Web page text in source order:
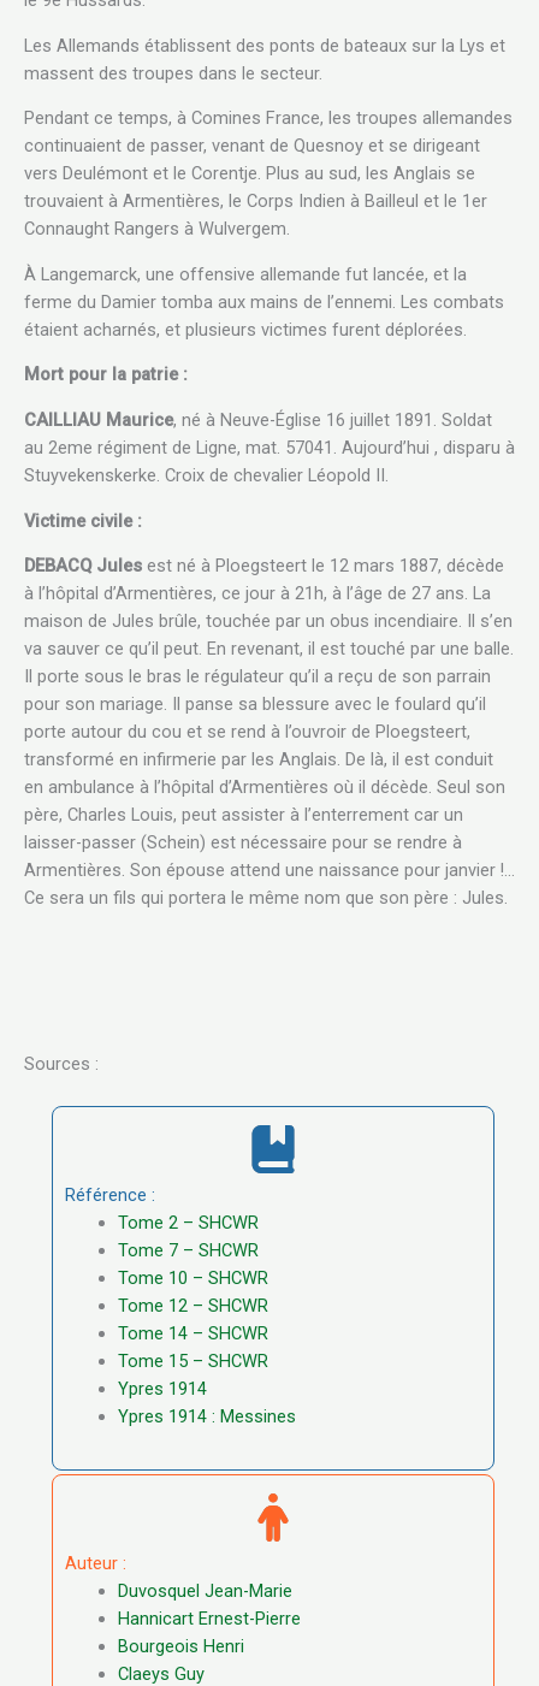
Les Allemands établissent des ponts de bateaux sur la Lys et
massent des troupes dans le secteur.
Pendant ce temps, à Comines France, les troupes allemandes
continuaient de passer, venant de Quesnoy et se dirigeant
vers Deulémont et le Corentje. Plus au sud, les Anglais se
trouvaient à Armentières, le Corps Indien à Bailleul et le 1er
Connaught Rangers à Wulvergem.
À Langemarck, une offensive allemande fut lancée, et la
ferme du Damier tomba aux mains de l’ennemi. Les combats
étaient acharnés, et plusieurs victimes furent déplorées.
Mort pour la patrie :
CAILLIAU Maurice, né à Neuve-Église 16 juillet 1891. Soldat
au 2eme régiment de Ligne, mat. 57041. Aujourd’hui , disparu à
Stuyvekenskerke. Croix de chevalier Léopold II.
Victime civile :
DEBACQ Jules est né à Ploegsteert le 12 mars 1887, décède
à l’hôpital d’Armentières, ce jour à 21h, à l’âge de 27 ans. La
maison de Jules brûle, touchée par un obus incendiaire. Il s’en
va sauver ce qu’il peut. En revenant, il est touché par une balle.
Il porte sous le bras le régulateur qu’il a reçu de son parrain
pour son mariage. Il panse sa blessure avec le foulard qu’il
porte autour du cou et se rend à l’ouvroir de Ploegsteert,
transformé en infirmerie par les Anglais. De là, il est conduit
en ambulance à l’hôpital d’Armentières où il décède. Seul son
père, Charles Louis, peut assister à l’enterrement car un
laisser-passer (Schein) est nécessaire pour se rendre à
Armentières. Son épouse attend une naissance pour janvier !…
Ce sera un fils qui portera le même nom que son père : Jules.
Sources :
Référence :
Tome 2 – SHCWR
Tome 7 – SHCWR
Tome 10 – SHCWR
Tome 12 – SHCWR
Tome 14 – SHCWR
Tome 15 – SHCWR
Ypres 1914
Ypres 1914 : Messines
Auteur :
Duvosquel Jean-Marie
Hannicart Ernest-Pierre
Bourgeois Henri
Claeys Guy